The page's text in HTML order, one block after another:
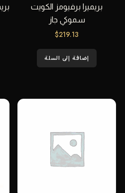
بريميرا برفيومز الكويت
سموكي جاز
$219.13
إضافة إلى السلة